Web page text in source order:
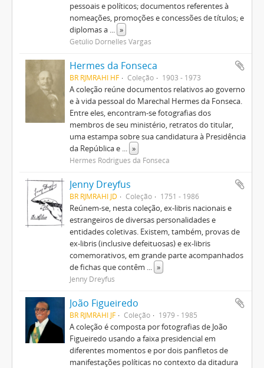
pessoais e políticos; documentos referentes à
nomeações, promoções e concessões de títulos; e
diplomas a ... »
Getúlio Dornelles Vargas
Hermes da Fonseca
BR RJMRAHI HF Coleção 1903 - 1973
A coleção reúne documentos relativos ao governo
e à vida pessoal do Marechal Hermes da Fonseca.
Entre eles, encontram-se fotografias dos
membros de seu ministério, retratos do titular,
uma estampa sobre sua candidatura à Presidência
da República e ... »
Hermes Rodrigues da Fonseca
Jenny Dreyfus
BR RJMRAHI JD Coleção 1751 - 1986
Reúnem-se, nesta coleção, ex-libris nacionais e
estrangeiros de diversas personalidades e
entidades coletivas. Existem, também, provas de
ex-libris (inclusive defeituosas) e ex-libris
comemorativos, em grande parte acompanhados
de fichas que contêm ... »
Jenny Dreyfus
João Figueiredo
BR RJMRAHI JF Coleção 1979 - 1985
A coleção é composta por fotografias de João
Figueiredo usando a faixa presidencial em
diferentes momentos e por dois panfletos de
manifestações políticas no contexto da ditadura